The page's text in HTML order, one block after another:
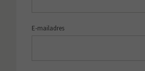
E-mailadres